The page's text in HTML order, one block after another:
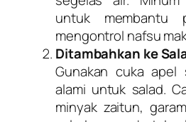
untuk membantu
mengontrol nafsu
Ditambahkan ke
Gunakan cuka apel
alami untuk salad.
minyak zaitun,